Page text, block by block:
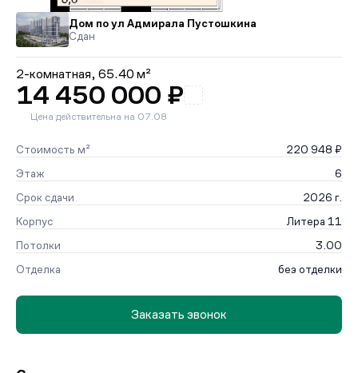
Дом по ул Адмирала Пустошкина
Сдан
2-комнатная, 65.40 м²
14 450 000 ₽
Цена действительна на 07.08
Стоимость м²
220 948 ₽
Этаж
6
Срок сдачи
2026 г.
Корпус
Литера 11
Потолки
3.00
Отделка
без отделки
Заказать звонок